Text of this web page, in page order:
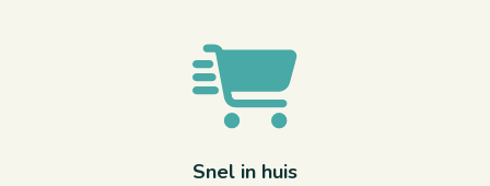
Snel in huis